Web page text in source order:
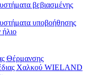
βεβιασμένης
υποβοήθησης
Θέρμανσης
Χαλκού WIELAND